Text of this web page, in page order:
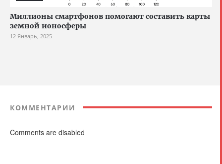
Миллионы смартфонов помогают составить карты
земной ионосферы
12 Январь, 2025
КОММЕНТАРИИ
Comments are disabled